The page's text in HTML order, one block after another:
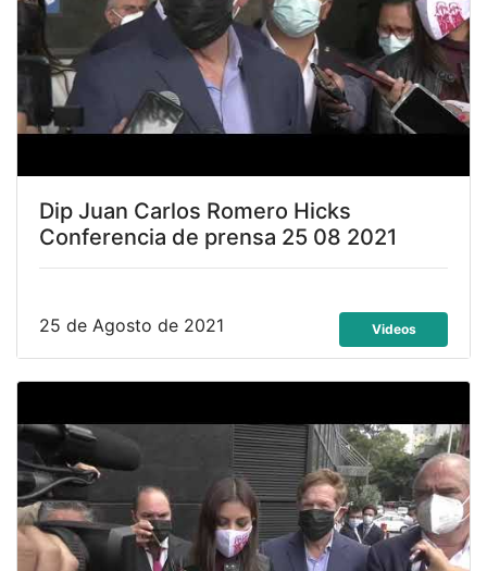
Dip Juan Carlos Romero Hicks
Conferencia de prensa 25 08 2021
25 de Agosto de 2021 Videos